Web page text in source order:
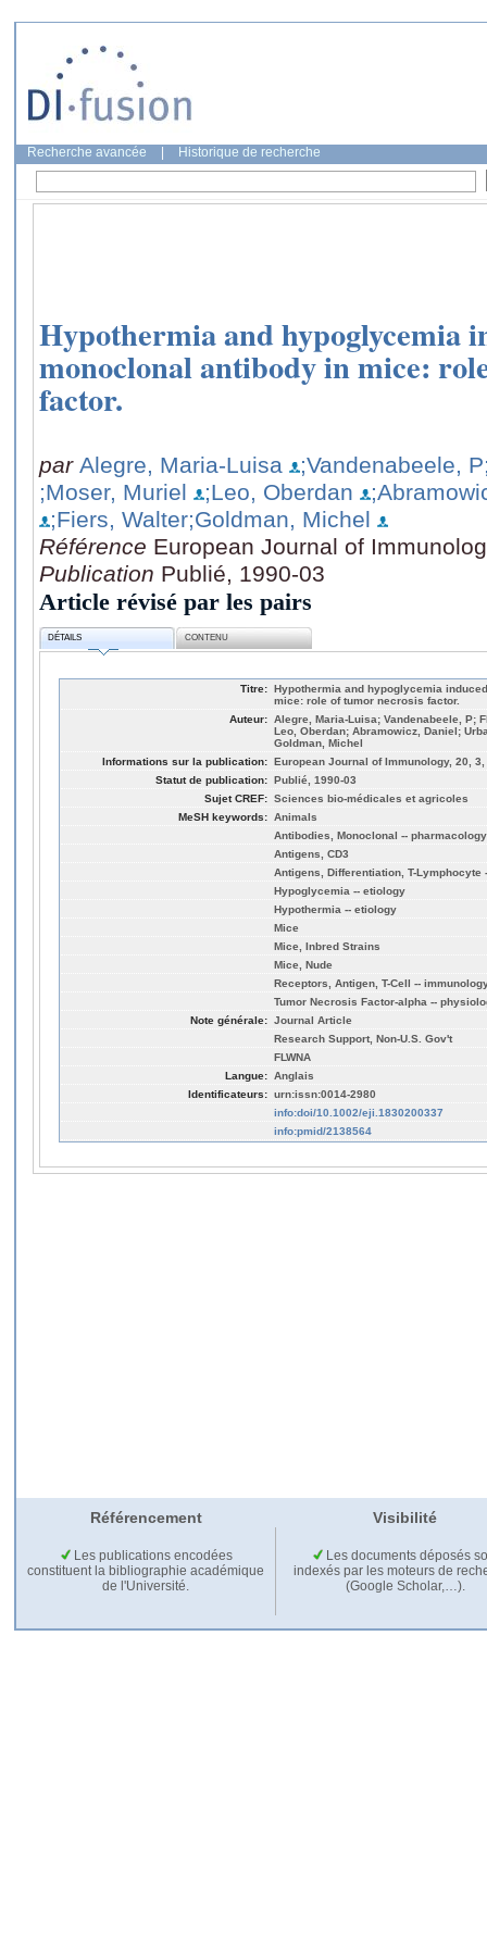
Recherche avancée Historique de recherche
Hypothermia and hypoglycemia
monoclonal antibody in mice:
factor.
par Alegre, Maria-Luisa ;Vandenabeele, P
;Moser, Muriel
;Leo, Oberdan
;Fiers, Walter;Goldman, Michel
Référence European Journal of
Publication Publié, 1990-03
Article révisé par les pairs
DÉTAILS CONTENU
Titre: Hypothermia and hypoglycemia
mice: role of tumor necrosis factor.
Auteur: Alegre, Maria-Luisa; Vandenabeele, P;
Leo, Oberdan; Abramowicz, Daniel;
Goldman, Michel
Informations sur la publication: European Journal of Immunology, 20, 3,
Statut de publication: Publié, 1990-03
Sujet CREF: Sciences bio-médicales et agricoles
MeSH keywords: Animals
Antibodies, Monoclonal -- pharmacology
Antigens, CD3
Antigens, Differentiation, T-Lymphocyte
Hypoglycemia -- etiology
Hypothermia -- etiology
Mice
Mice, Inbred Strains
Mice, Nude
Receptors, Antigen, T-Cell --
Tumor Necrosis Factor-alpha --
Note générale: Journal Article
Research Support, Non-U.S. Gov't
FLWNA
Langue: Anglais
Identificateurs: urn:issn:0014-2980
info:doi/10.1002/eji.1830200337
info:pmid/2138564
Référencement Visibilité
Les publications encodées
constituent la bibliographie académique
de l'Université.
Les documents déposés
indexés par les moteurs de
(Google Scholar,…).